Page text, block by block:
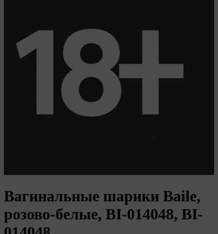
Вагинальные шарики Baile,
розово-белые, BI-014048, BI-